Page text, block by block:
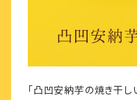
「凸凹安納芋の焼き干し